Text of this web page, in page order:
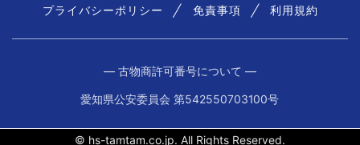
プライバシーポリシー 免責事項 利用規約
― 古物商許可番号について ―
愛知県公安委員会 第542550703100号
© hs-tamtam.co.jp. All Rights Reserved.